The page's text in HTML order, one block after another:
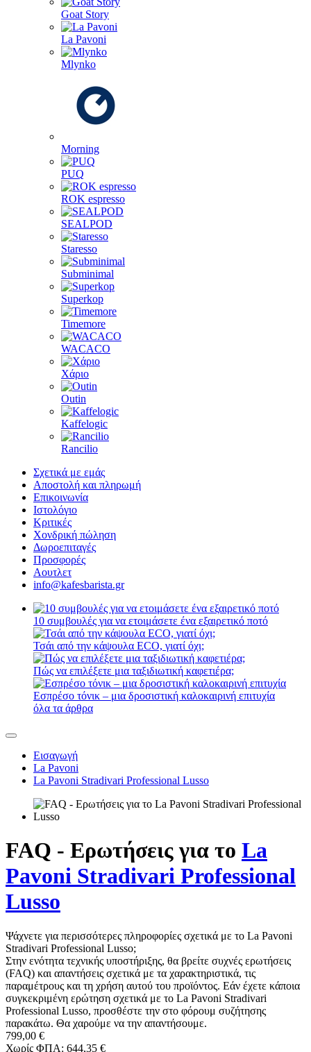
Goat Story
La Pavoni
Mlynko
Morning
PUQ
ROK espresso
SEALPOD
Staresso
Subminimal
Superkop
Timemore
WACACO
Χάριο
Outin
Kaffelogic
Rancilio
Σχετικά με εμάς
Αποστολή και πληρωμή
Επικοινωνία
Ιστολόγιο
Κριτικές
Χονδρική πώληση
Δωροεπιταγές
Προσφορές
Αουτλετ
info@kafesbarista.gr
10 συμβουλές για να ετοιμάσετε ένα εξαιρετικό ποτό
Τσάι από την κάψουλα ECO, γιατί όχι;
Πώς να επιλέξετε μια ταξιδιωτική καφετιέρα;
Εσπρέσο τόνικ – μια δροσιστική καλοκαιρινή επιτυχία
όλα τα άρθρα
Εισαγωγή
La Pavoni
La Pavoni Stradivari Professional Lusso
FAQ - Ερωτήσεις για το La
Pavoni Stradivari Professional
Lusso
Ψάχνετε για περισσότερες πληροφορίες σχετικά με το La Pavoni
Stradivari Professional Lusso;
Στην ενότητα τεχνικής υποστήριξης, θα βρείτε συχνές ερωτήσεις
(FAQ) και απαντήσεις σχετικά με τα χαρακτηριστικά, τις
παραμέτρους και τη χρήση αυτού του προϊόντος. Εάν έχετε κάποια
συγκεκριμένη ερώτηση σχετικά με το La Pavoni Stradivari
Professional Lusso, προσθέστε την στο φόρουμ συζήτησης
παρακάτω. Θα χαρούμε να την απαντήσουμε.
799,00 €
Χωρίς ΦΠΑ: 644,35 €